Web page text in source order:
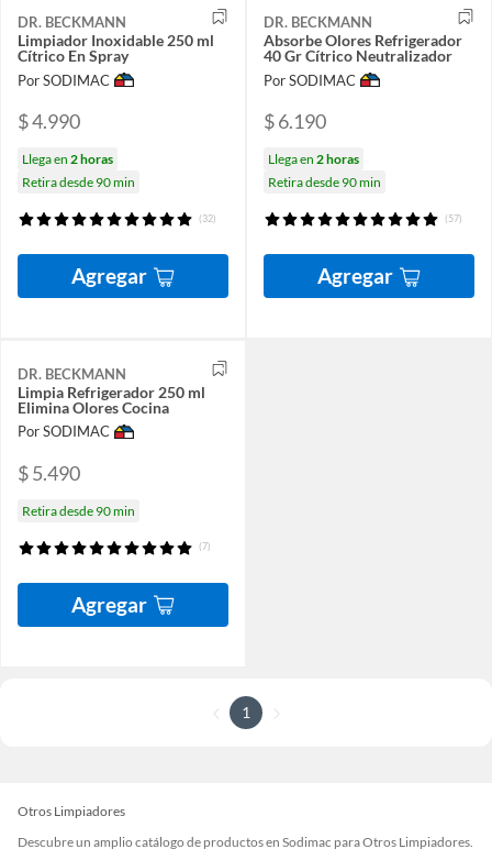
DR. BECKMANN
Limpiador Inoxidable 250 ml
Cítrico En Spray
Por SODIMAC
$ 4.990
Llega en 2 horas
Retira desde 90 min
(32)
Agregar
DR. BECKMANN
Absorbe Olores Refrigerador
40 Gr Cítrico Neutralizador
Por SODIMAC
$ 6.190
Llega en 2 horas
Retira desde 90 min
(57)
Agregar
DR. BECKMANN
Limpia Refrigerador 250 ml
Elimina Olores Cocina
Por SODIMAC
$ 5.490
Retira desde 90 min
(7)
Agregar
1
Otros Limpiadores
Descubre un amplio catálogo de productos en Sodimac para Otros Limpiadores.